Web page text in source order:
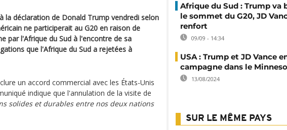
la déclaration de Donald Trump vendredi selon
ne participerait au G20 en raison de
par l'Afrique du Sud à l'encontre de sa
que l'Afrique du Sud a rejetées à
un accord commercial avec les États-Unis
indique que l'annulation de la visite de
solides et durables entre nos deux nations
Afrique du Sud : Trump va
le sommet du G20, JD
renfort
09/09 - 14:34
USA : Trump et JD Vance
campagne dans le
13/08/2024
SUR LE MÊME PAYS